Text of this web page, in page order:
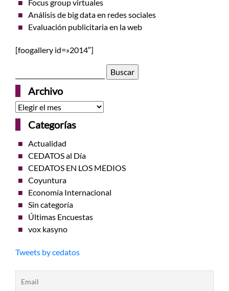
Focus group virtuales
Análisis de big data en redes sociales
Evaluación publicitaria en la web
[foogallery id=»2014″]
Archivo
Archivo
Categorías
Actualidad
CEDATOS al Día
CEDATOS EN LOS MEDIOS
Coyuntura
Economía Internacional
Sin categoría
Últimas Encuestas
vox kasyno
Tweets by cedatos